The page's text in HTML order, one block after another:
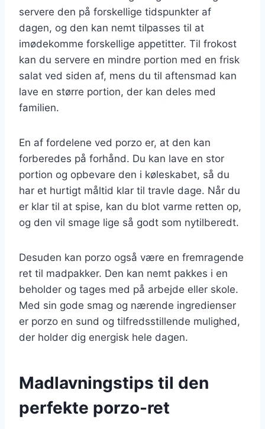
servere den på forskellige tidspunkter af
dagen, og den kan nemt tilpasses til at
imødekomme forskellige appetitter. Til frokost
kan du servere en mindre portion med en frisk
salat ved siden af, mens du til aftensmad kan
lave en større portion, der kan deles med
familien.
En af fordelene ved porzo er, at den kan
forberedes på forhånd. Du kan lave en stor
portion og opbevare den i køleskabet, så du
har et hurtigt måltid klar til travle dage. Når du
er klar til at spise, kan du blot varme retten op,
og den vil smage lige så godt som nytilberedt.
Desuden kan porzo også være en fremragende
ret til madpakker. Den kan nemt pakkes i en
beholder og tages med på arbejde eller skole.
Med sin gode smag og nærende ingredienser
er porzo en sund og tilfredsstillende mulighed,
der holder dig energisk hele dagen.
Madlavningstips til den
perfekte porzo-ret